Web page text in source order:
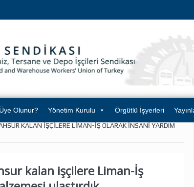
Olunur? Yönetim Kurulu Örgütlü İşyerleri
KALAN IŞÇILERE LIMAN-İŞ OLARAK INSANI YARDIM
kalan işçilere Liman-İş